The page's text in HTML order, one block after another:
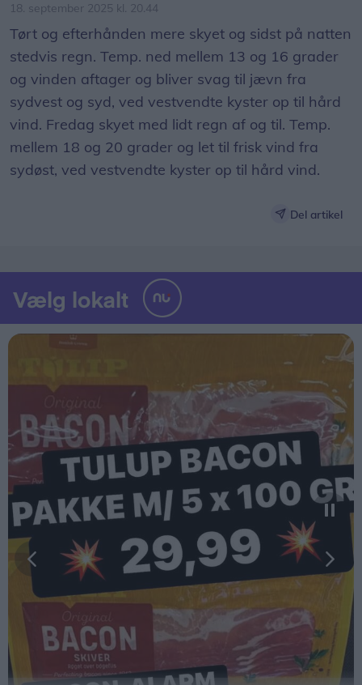
18. september 2025 kl. 20.44
Tørt og efterhånden mere skyet og sidst på natten
stedvis regn. Temp. ned mellem 13 og 16 grader
og vinden aftager og bliver svag til jævn fra
sydvest og syd, ved vestvendte kyster op til hård
vind. Fredag skyet med lidt regn af og til. Temp.
mellem 18 og 20 grader og let til frisk vind fra
sydøst, ved vestvendte kyster op til hård vind.
Del artikel